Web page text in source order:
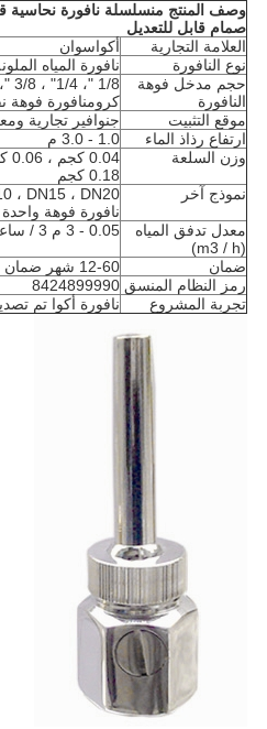
وصف المنتج منسلسلة نافورة نحاسية
صمام قابل للتعديل
العلامة التجارية
أكواسوان
نوع النافورة
نافورة المياه
حجم مدخل فوهة
النافورة
كرومنافورة فوهة
موقع التثبيت
جنوافير تجارية
ارتفاع رذاذ الماء
1.0 - 3.0 م
وزن السلعة
0.18 كجم
نموذج آخر
نافورة فوهة واحدة
معدل تدفق المياه
(m3 / h)
0.05 - 3 م 3 / ساعة
ضمان
12-60 شهر ضمان مجاني
رمز النظام المنسق 8424899990
تجربة المشروع
نافورة أكوا تم